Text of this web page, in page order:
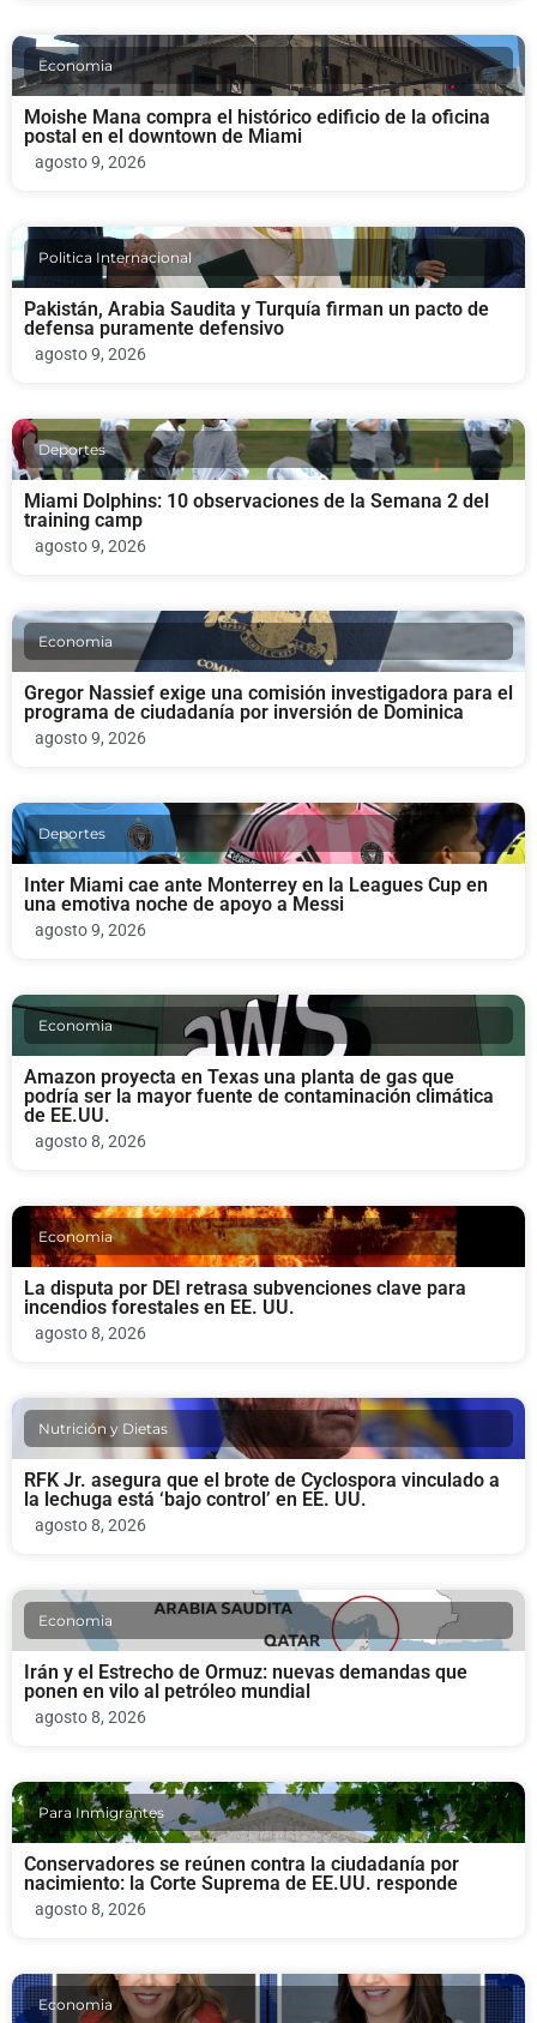
Economia
Moishe Mana compra el histórico edificio de la oficina
postal en el downtown de Miami
agosto 9, 2026
Politica Internacional
Pakistán, Arabia Saudita y Turquía firman un pacto de
defensa puramente defensivo
agosto 9, 2026
Deportes
Miami Dolphins: 10 observaciones de la Semana 2 del
training camp
agosto 9, 2026
Economia
Gregor Nassief exige una comisión investigadora para el
programa de ciudadanía por inversión de Dominica
agosto 9, 2026
Deportes
Inter Miami cae ante Monterrey en la Leagues Cup en
una emotiva noche de apoyo a Messi
agosto 9, 2026
Economia
Amazon proyecta en Texas una planta de gas que
podría ser la mayor fuente de contaminación climática
de EE.UU.
agosto 8, 2026
Economia
La disputa por DEI retrasa subvenciones clave para
incendios forestales en EE. UU.
agosto 8, 2026
Nutrición y Dietas
RFK Jr. asegura que el brote de Cyclospora vinculado a
la lechuga está ‘bajo control’ en EE. UU.
agosto 8, 2026
Economia
Irán y el Estrecho de Ormuz: nuevas demandas que
ponen en vilo al petróleo mundial
agosto 8, 2026
Para Inmigrantes
Conservadores se reúnen contra la ciudadanía por
nacimiento: la Corte Suprema de EE.UU. responde
agosto 8, 2026
Economia